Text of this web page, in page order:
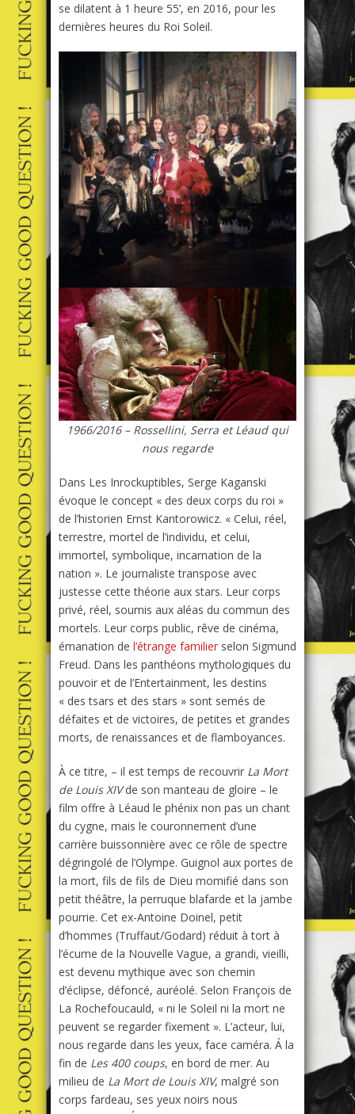
se dilatent à 1 heure 55’, en 2016, pour les
dernières heures du Roi Soleil.
1966/2016 – Rossellini, Serra et Léaud qui
nous regarde
Dans Les Inrockuptibles, Serge Kaganski
évoque le concept « des deux corps du roi »
de l’historien Ernst Kantorowicz. « Celui, réel,
terrestre, mortel de l’individu, et celui,
immortel, symbolique, incarnation de la
nation ». Le journaliste transpose avec
justesse cette théorie aux stars. Leur corps
privé, réel, soumis aux aléas du commun des
mortels. Leur corps public, rêve de cinéma,
émanation de l’étrange familier selon Sigmund
Freud. Dans les panthéons mythologiques du
pouvoir et de l’Entertainment, les destins
« des tsars et des stars » sont semés de
défaites et de victoires, de petites et grandes
morts, de renaissances et de flamboyances.
À ce titre, – il est temps de recouvrir La Mort
de Louis XIVde son manteau de gloire – le
film offre à Léaud le phénix non pas un chant
du cygne, mais le couronnement d’une
carrière buissonnière avec ce rôle de spectre
dégringolé de l’Olympe. Guignol aux portes de
la mort, fils de fils de Dieu momifié dans son
petit théâtre, la perruque blafarde et la jambe
pourrie. Cet ex-Antoine Doinel, petit
d’hommes (Truffaut/Godard) réduit à tort à
l’écume de la Nouvelle Vague, a grandi, vieilli,
est devenu mythique avec son chemin
d’éclipse, défoncé, auréolé. Selon François de
La Rochefoucauld, « ni le Soleil ni la mort ne
peuvent se regarder fixement ». L’acteur, lui,
nous regarde dans les yeux, face caméra. Á la
fin de Les 400 coups, en bord de mer. Au
milieu de La Mort de Louis XIV, malgré son
corps fardeau, ses yeux noirs nous